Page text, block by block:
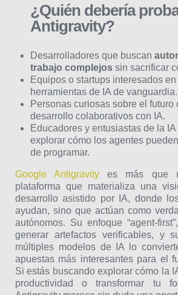
¿Quién debería
Antigravity?
Desarrolladores que buscan
trabajo complejos sin sacrificar
Equipos o startups interesados
herramientas de IA de vanguardia.
Personas curiosas sobre el futuro
desarrollo colaborativos con IA.
Educadores y entusiastas de la
explorar cómo los agentes
de programar.
Google Antigravity es más que
plataforma que materializa una
desarrollo asistido por IA, donde
ayudan, sino que actúan como
autónomos. Su enfoque “agent-
generar artefactos verificables, y
múltiples modelos de IA lo
apuestas más interesantes para el
Si estás buscando explorar cómo la
productividad o transformar tu